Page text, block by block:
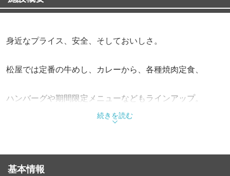
身近なプライス、安全、そしておいしさ。
松屋では定番の牛めし、カレーから、各種焼肉定食、
ハンバーグや期間限定メニューなどもラインアップ。
また、朝定食や多彩なサイドメニューも充実させながら、
お客様の健康で豊かな食生活を応援しています。
続きを読む
基本情報